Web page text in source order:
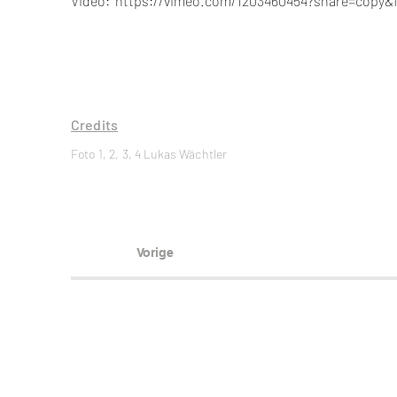
Credits
Foto 1, 2, 3, 4 Lukas Wächtler
Vorige